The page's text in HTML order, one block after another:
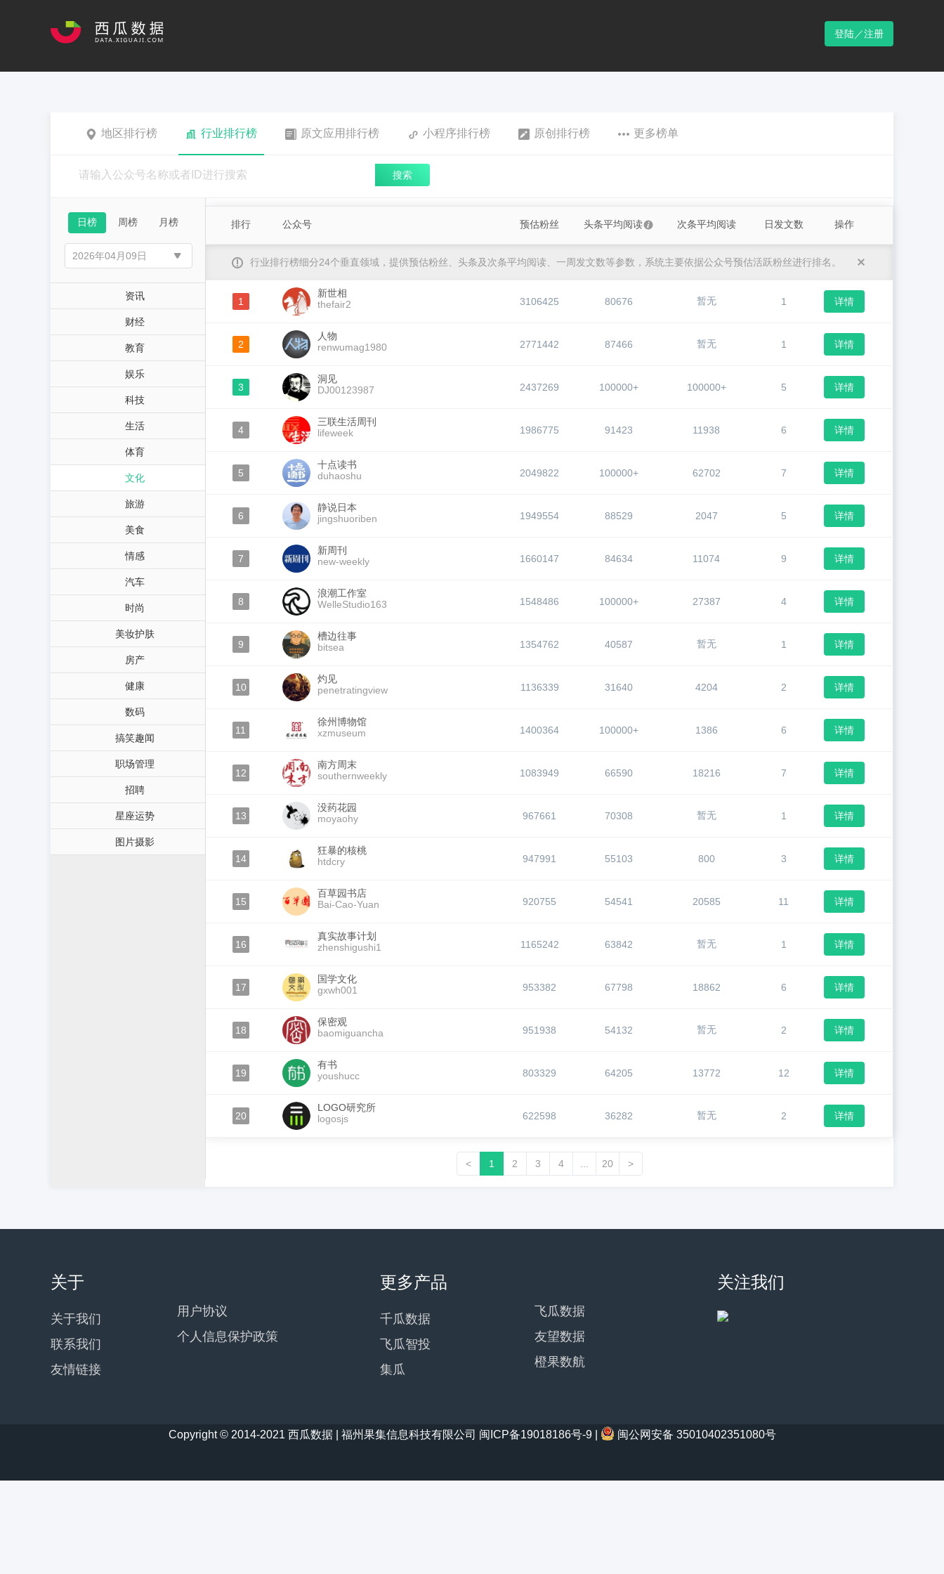
登陆／注册
地区排行榜 行业排行榜 原文应用排行榜 小程序排行榜 原创排行榜 更多榜单
搜索
日榜 周榜 月榜
资讯
财经
教育
娱乐
科技
生活
体育
文化
旅游
美食
情感
汽车
时尚
美妆护肤
房产
健康
数码
搞笑趣闻
职场管理
招聘
星座运势
图片摄影
排行 公众号 预估粉丝 头条平均阅读 次条平均阅读 日发文数 操作
行业排行榜细分24个垂直领域，提供预估粉丝、头条及次条平均阅读、一周发文数等参数，系统主要依据公众号预估活跃粉丝进行排名。
1
新世相
thefair2
3106425 80676 暂无 1 详情
2
人物
renwumag1980
2771442 87466 暂无 1 详情
3
洞见
DJ00123987
2437269 100000+ 100000+ 5 详情
4
三联生活周刊
lifeweek
1986775 91423 11938 6 详情
5
十点读书
duhaoshu
2049822 100000+ 62702 7 详情
6
静说日本
jingshuoriben
1949554 88529 2047 5 详情
7
新周刊
new-weekly
1660147 84634 11074 9 详情
8
浪潮工作室
WelleStudio163
1548486 100000+ 27387 4 详情
9
槽边往事
bitsea
1354762 40587 暂无 1 详情
10
灼见
penetratingview
1136339 31640 4204 2 详情
11
徐州博物馆
xzmuseum
1400364 100000+ 1386 6 详情
12
南方周末
southernweekly
1083949 66590 18216 7 详情
13
没药花园
moyaohy
967661 70308 暂无 1 详情
14
狂暴的核桃
htdcry
947991 55103 800 3 详情
15
百草园书店
Bai-Cao-Yuan
920755 54541 20585 11 详情
16
真实故事计划
zhenshigushi1
1165242 63842 暂无 1 详情
17
国学文化
gxwh001
953382 67798 18862 6 详情
18
保密观
baomiguancha
951938 54132 暂无 2 详情
19
有书
youshucc
803329 64205 13772 12 详情
20
LOGO研究所
logosjs
622598 36282 暂无 2 详情
< 1 2 3 4 20 >
关于
关于我们
联系我们
友情链接
用户协议
个人信息保护政策
更多产品
千瓜数据
飞瓜智投
集瓜
飞瓜数据
友望数据
橙果数航
关注我们
Copyright © 2014-2021 西瓜数据 | 福州果集信息科技有限公司 闽ICP备19018186号-9 闽公网安备 35010402351080号